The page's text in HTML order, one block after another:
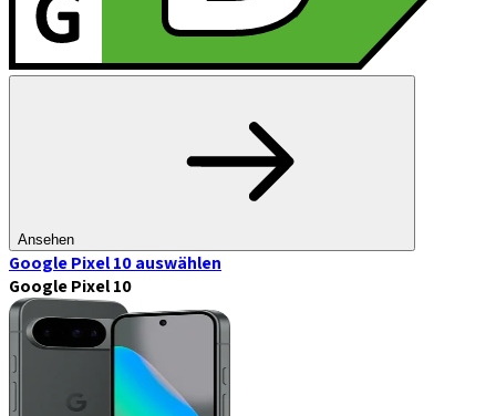
Ansehen
Google Pixel 10auswählen
Google Pixel 10